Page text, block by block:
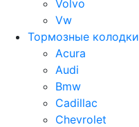
Volvo
Vw
Тормозные колодки
Acura
Audi
Bmw
Cadillac
Chevrolet